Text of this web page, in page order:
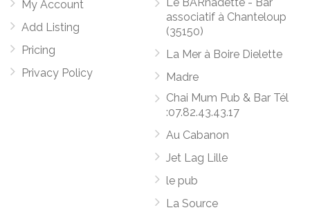
My Account
Add Listing
Pricing
Privacy Policy
Le BARnadette - Bar
associatif à Chanteloup
(35150)
La Mer à Boire Dielette
Madre
Chai Mum Pub & Bar Tél
:07.82.43.43.17
Au Cabanon
Jet Lag Lille
le pub
La Source